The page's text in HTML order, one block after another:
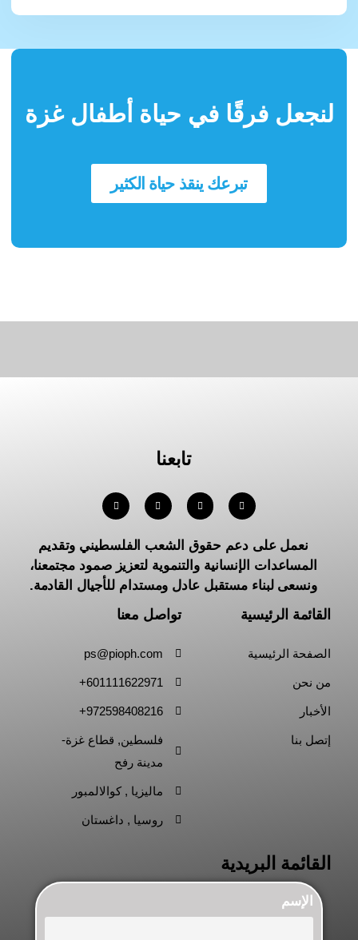
لنجعل فرقًا في حياة أطفال غزة
تبرعك ينقذ حياة الكثير
تابعنا
نعمل على دعم حقوق الشعب الفلسطيني وتقديم
المساعدات الإنسانية والتنموية لتعزيز صمود مجتمعنا،
ونسعى لبناء مستقبل عادل ومستدام للأجيال القادمة.
القائمة الرئيسية
الصفحة الرئيسية
من نحن
الأخبار
إتصل بنا
تواصل معنا
ps@pioph.com
601111622971+
972598408216+
فلسطين, قطاع غزة-
مدينة رفح
ماليزيا , كوالالمبور
روسيا , داغستان
القائمة البريدية
الإسم